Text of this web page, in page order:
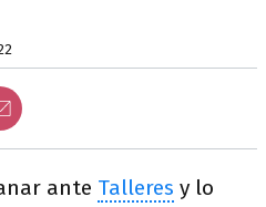
ante Talleres y lo